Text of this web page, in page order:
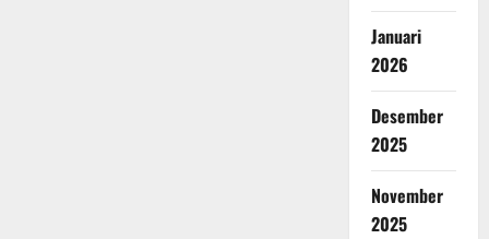
Januari
2026
Desember
2025
November
2025